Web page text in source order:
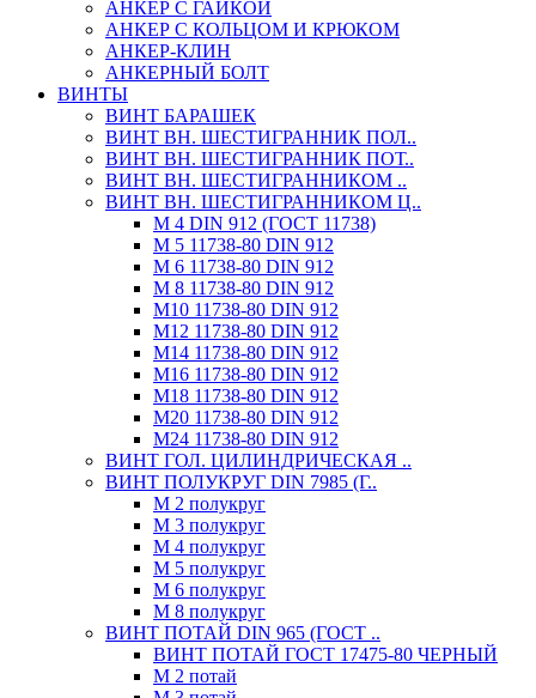
АНКЕР С ГАЙКОЙ
АНКЕР С КОЛЬЦОМ И КРЮКОМ
АНКЕР-КЛИН
АНКЕРНЫЙ БОЛТ
ВИНТЫ
ВИНТ БАРАШЕК
ВИНТ ВН. ШЕСТИГРАННИК ПОЛ..
ВИНТ ВН. ШЕСТИГРАННИК ПОТ..
ВИНТ ВН. ШЕСТИГРАННИКОМ ..
ВИНТ ВН. ШЕСТИГРАННИКОМ Ц..
М 4 DIN 912 (ГОСТ 11738)
М 5 11738-80 DIN 912
М 6 11738-80 DIN 912
М 8 11738-80 DIN 912
М10 11738-80 DIN 912
М12 11738-80 DIN 912
М14 11738-80 DIN 912
М16 11738-80 DIN 912
М18 11738-80 DIN 912
М20 11738-80 DIN 912
М24 11738-80 DIN 912
ВИНТ ГОЛ. ЦИЛИНДРИЧЕСКАЯ ..
ВИНТ ПОЛУКРУГ DIN 7985 (Г..
М 2 полукруг
М 3 полукруг
М 4 полукруг
М 5 полукруг
М 6 полукруг
М 8 полукруг
ВИНТ ПОТАЙ DIN 965 (ГОСТ ..
ВИНТ ПОТАЙ ГОСТ 17475-80 ЧЕРНЫЙ
М 2 потай